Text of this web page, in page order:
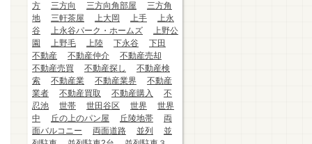
方
三方向 三方向角部屋
三方角
地
三軒茶屋 上大岡 上手
上永
谷
上永谷パーク・ホームズ
上野公
園
上野毛 上陸 下永谷
下田
不動産
不動産仲介
不動産売却
不動産売買
不動産探し
不動産検
索
不動産業 不動産業界
不動産
業者
不動産買取 不動産購入
不
忍池
世帯 世田谷区 世界
世界
中
丘の上のパン屋 丘陵地帯
両
面バルコニー
両面道路 並列
並